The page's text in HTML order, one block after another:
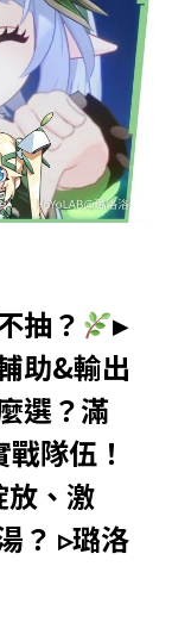
抽？
▸
助&輸出
選？滿
隊伍！
、激
？ ▹璐洛